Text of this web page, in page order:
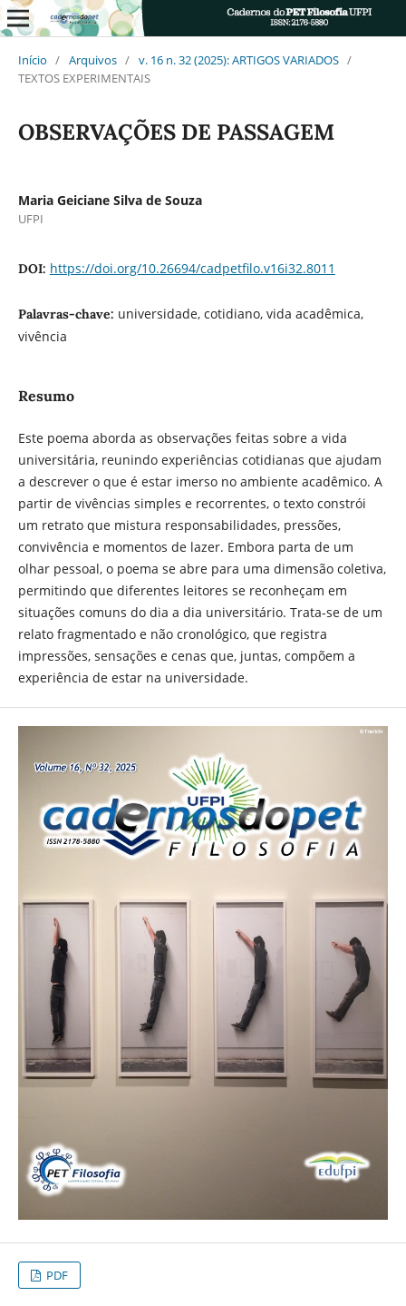
Início / Arquivos / v. 16 n. 32 (2025): ARTIGOS VARIADOS /
TEXTOS EXPERIMENTAIS
OBSERVAÇÕES DE PASSAGEM
Maria Geiciane Silva de Souza
UFPI
DOI: https://doi.org/10.26694/cadpetfilo.v16i32.8011
Palavras-chave: universidade, cotidiano, vida acadêmica,
vivência
Resumo
Este poema aborda as observações feitas sobre a vida
universitária, reunindo experiências cotidianas que ajudam
a descrever o que é estar imerso no ambiente acadêmico. A
partir de vivências simples e recorrentes, o texto constrói
um retrato que mistura responsabilidades, pressões,
convivência e momentos de lazer. Embora parta de um
olhar pessoal, o poema se abre para uma dimensão coletiva,
permitindo que diferentes leitores se reconheçam em
situações comuns do dia a dia universitário. Trata-se de um
relato fragmentado e não cronológico, que registra
impressões, sensações e cenas que, juntas, compõem a
experiência de estar na universidade.
PDF